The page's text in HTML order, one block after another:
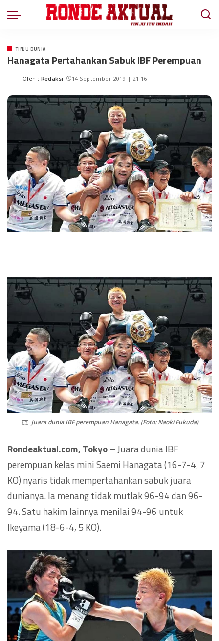
TINJU DUNIA
Hanagata Pertahankan Sabuk IBF Perempuan
Oleh : Redaksi 14 September 2019 | 21:16
Juara dunia IBF perempuan Hanagata. (Foto: Naoki Fukuda)
Rondeaktual.com, Tokyo –Juara dunia IBF
perempuan kelas mini Saemi Hanagata (16-7-4, 7
KO) nyaris tidak mempertahankan sabuk juara
dunianya. Ia menang tidak mutlak 96-94 dan 96-
94. Satu hakim lainnya menilai 94-96 untuk
Ikeyama (18-6-4, 5 KO).